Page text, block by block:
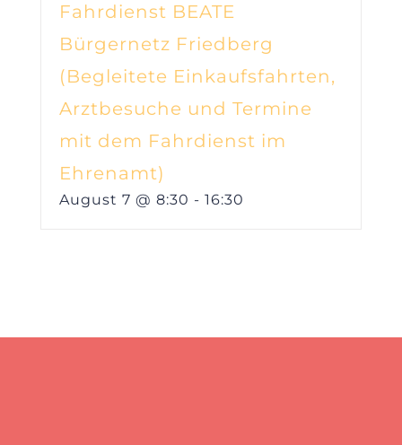
Fahrdienst BEATE
Bürgernetz Friedberg
(Begleitete Einkaufsfahrten,
Arztbesuche und Termine
mit dem Fahrdienst im
Ehrenamt)
August 7 @ 8:30 - 16:30